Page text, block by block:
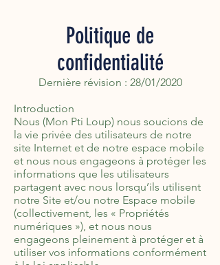
Politique de
confidentialité
Dernière révision : 28/01/2020
Introduction
Nous (Mon Pti Loup) nous soucions de
la vie privée des utilisateurs de notre
site Internet et de notre espace mobile
et nous nous engageons à protéger les
informations que les utilisateurs
partagent avec nous lorsqu’ils utilisent
notre Site et/ou notre Espace mobile
(collectivement, les « Propriétés
numériques »), et nous nous
engageons pleinement à protéger et à
utiliser vos informations conformément